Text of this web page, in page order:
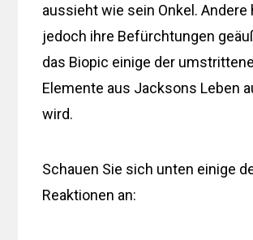
aussieht wie sein Onkel. Andere
jedoch ihre Befürchtungen
das Biopic einige der
Elemente aus Jacksons Leben
wird.
Schauen Sie sich unten einige
Reaktionen an: